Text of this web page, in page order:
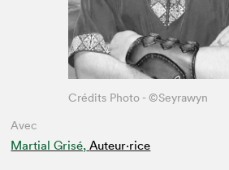
Avec
Martial Grisé, Auteur·rice
Crédits Photo - ©Seyrawyn